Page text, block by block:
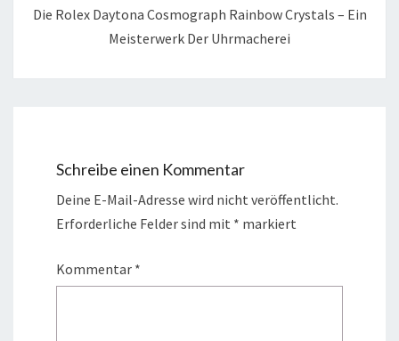
Die Rolex Daytona Cosmograph Rainbow Crystals – Ein
Meisterwerk Der Uhrmacherei
Schreibe einen Kommentar
Deine E-Mail-Adresse wird nicht veröffentlicht.
Erforderliche Felder sind mit * markiert
Kommentar *